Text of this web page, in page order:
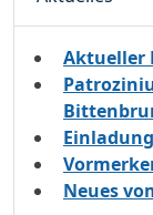
Aktueller
Neues